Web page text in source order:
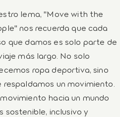
lema, "Move with the
nos recuerda que cada
que damos es solo parte de
más largo. No solo
ropa deportiva, sino
respaldamos un movimiento.
hacia un mundo
sostenible, inclusivo y